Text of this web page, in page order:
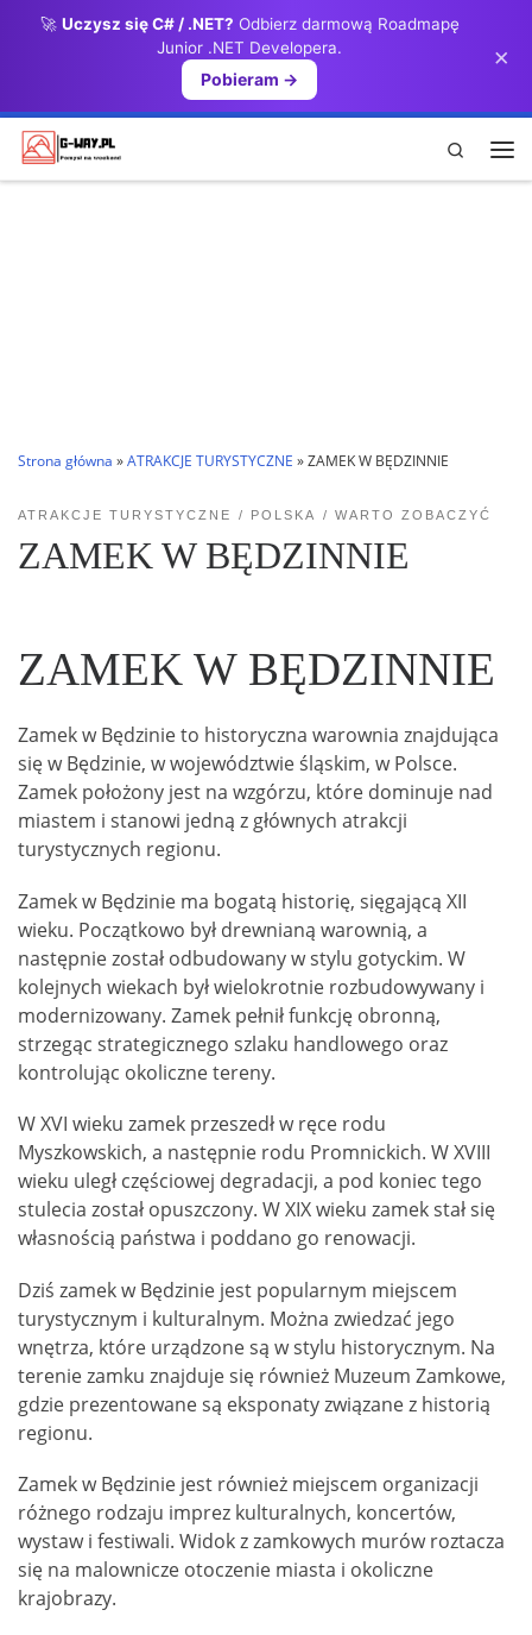
🚀 Uczysz się C# / .NET? Odbierz darmową Roadmapę
Junior .NET Developera.
Pobieram →
×
Przejdź do treści
Search
Strona główna »ATRAKCJE TURYSTYCZNE »ZAMEK W BĘDZINNIE
ATRAKCJE TURYSTYCZNE POLSKA WARTO ZOBACZYĆ
ZAMEK W BĘDZINNIE
ZAMEK W BĘDZINNIE
Zamek w Będzinie to historyczna warownia znajdująca
się w Będzinie, w województwie śląskim, w Polsce.
Zamek położony jest na wzgórzu, które dominuje nad
miastem i stanowi jedną z głównych atrakcji
turystycznych regionu.
Zamek w Będzinie ma bogatą historię, sięgającą XII
wieku. Początkowo był drewnianą warownią, a
następnie został odbudowany w stylu gotyckim. W
kolejnych wiekach był wielokrotnie rozbudowywany i
modernizowany. Zamek pełnił funkcję obronną,
strzegąc strategicznego szlaku handlowego oraz
kontrolując okoliczne tereny.
W XVI wieku zamek przeszedł w ręce rodu
Myszkowskich, a następnie rodu Promnickich. W XVIII
wieku uległ częściowej degradacji, a pod koniec tego
stulecia został opuszczony. W XIX wieku zamek stał się
własnością państwa i poddano go renowacji.
Dziś zamek w Będzinie jest popularnym miejscem
turystycznym i kulturalnym. Można zwiedzać jego
wnętrza, które urządzone są w stylu historycznym. Na
terenie zamku znajduje się również Muzeum Zamkowe,
gdzie prezentowane są eksponaty związane z historią
regionu.
Zamek w Będzinie jest również miejscem organizacji
różnego rodzaju imprez kulturalnych, koncertów,
wystaw i festiwali. Widok z zamkowych murów roztacza
się na malownicze otoczenie miasta i okoliczne
krajobrazy.